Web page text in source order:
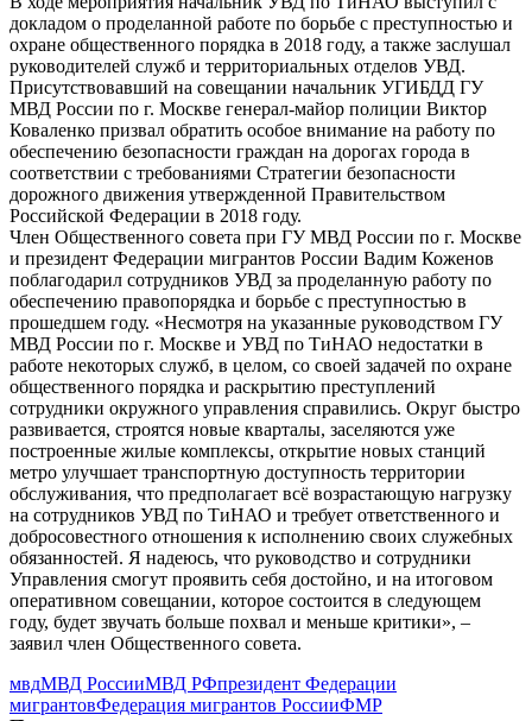
докладом о проделанной работе по борьбе с преступностью и
охране общественного порядка в 2018 году, а также заслушал
руководителей служб и территориальных отделов УВД.
Присутствовавший на совещании начальник УГИБДД ГУ
МВД России по г. Москве генерал-майор полиции Виктор
Коваленко призвал обратить особое внимание на работу по
обеспечению безопасности граждан на дорогах города в
соответствии с требованиями Стратегии безопасности
дорожного движения утвержденной Правительством
Российской Федерации в 2018 году.
Член Общественного совета при ГУ МВД России по г. Москве
и президент Федерации мигрантов России Вадим Коженов
поблагодарил сотрудников УВД за проделанную работу по
обеспечению правопорядка и борьбе с преступностью в
прошедшем году. «Несмотря на указанные руководством ГУ
МВД России по г. Москве и УВД по ТиНАО недостатки в
работе некоторых служб, в целом, со своей задачей по охране
общественного порядка и раскрытию преступлений
сотрудники окружного управления справились. Округ быстро
развивается, строятся новые кварталы, заселяются уже
построенные жилые комплексы, открытие новых станций
метро улучшает транспортную доступность территории
обслуживания, что предполагает всё возрастающую нагрузку
на сотрудников УВД по ТиНАО и требует ответственного и
добросовестного отношения к исполнению своих служебных
обязанностей. Я надеюсь, что руководство и сотрудники
Управления смогут проявить себя достойно, и на итоговом
оперативном совещании, которое состоится в следующем
году, будет звучать больше похвал и меньше критики», –
заявил член Общественного совета.
мвдМВД РоссииМВД РФпрезидент Федерации
мигрантовФедерация мигрантов РоссииФМР